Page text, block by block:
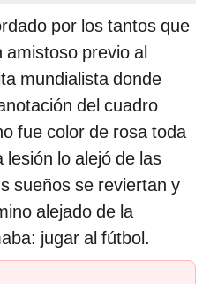
por los tantos que
amistoso previo al
mundialista donde
del cuadro
fue color de rosa toda
lo alejó de las
sueños se reviertan y
alejado de la
jugar al fútbol.